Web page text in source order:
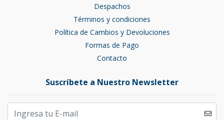
Despachos
Términos y condiciones
Política de Cambios y Devoluciones
Formas de Pago
Contacto
Suscríbete a Nuestro Newsletter